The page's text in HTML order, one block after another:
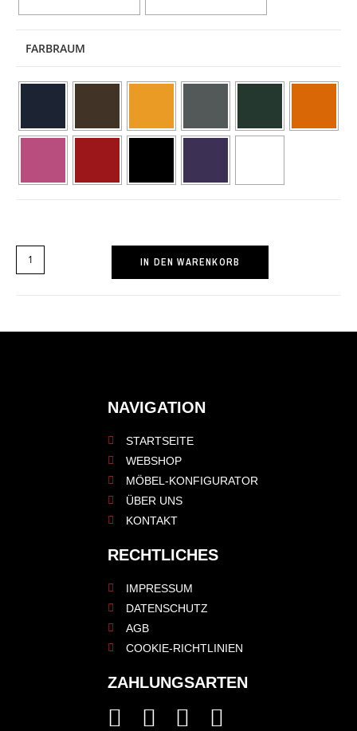
FARBRAUM
IN DEN WARENKORB
NAVIGATION
STARTSEITE
WEBSHOP
MÖBEL-KONFIGURATOR
ÜBER UNS
KONTAKT
RECHTLICHES
IMPRESSUM
DATENSCHUTZ
AGB
COOKIE-RICHTLINIEN
ZAHLUNGSARTEN